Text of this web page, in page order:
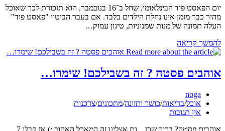
יום הפאסט פוד הבינלאומי, שחל ב־16 בנובמבר, הוא תזכורת לכך שאוכל
מהיר כבר מזמן אינו נחלת הילדים בלבד. אם בעבר הביטוי "פאסט פוד"
העלה תמונה של מנות שמנוניות, טיגון עמוק…
להמשך קריאההאוכל
המהיר
גרסה
למבוגרים
אוהבים פסטה ? זה בשבילכם! שימרו…
מחבר:
noga
קטגוריה:
אוכל/בריאות/כושר ותזונה/מתכונים/צרכנות
תגובות:
אין תגובות
אוהבים פסטה? ברור שכן... גם אצלינו זה המאכל האהוב :) אז קבלו 7